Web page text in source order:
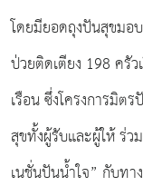
โดยมียอดถุงปันสุขมอ
ป่วยติดเตียง 198 ครั
เรือน ซึ่งโครงการมิต
สุขทั้งผู้รับและผู้ให้ ร่
เนชั่นปันน้ำใจ” กับท